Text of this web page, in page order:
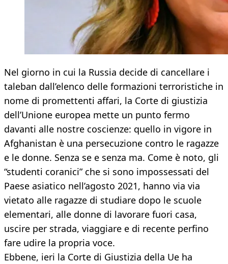
Nel giorno in cui la Russia decide di cancellare i
taleban dall’elenco delle formazioni terroristiche in
nome di promettenti affari, la Corte di giustizia
dell’Unione europea mette un punto fermo
davanti alle nostre coscienze: quello in vigore in
Afghanistan è una persecuzione contro le ragazze
e le donne. Senza se e senza ma. Come è noto, gli
“studenti coranici” che si sono impossessati del
Paese asiatico nell’agosto 2021, hanno via via
vietato alle ragazze di studiare dopo le scuole
elementari, alle donne di lavorare fuori casa,
uscire per strada, viaggiare e di recente perfino
fare udire la propria voce.
Ebbene, ieri la Corte di Giustizia della Ue ha